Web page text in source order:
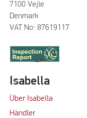
7100 Vejle
Denmark
VAT No: 87619117
Isabella
Über Isabella
Händler